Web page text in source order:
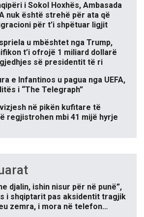
i Sokol Hoxhës, Ambasada
nuk është strehë për ata që
për t’i shpëtuar ligjit
u mbështet nga Trump,
t’i ofrojë 1 miliard dollarë
së presidentit të ri
e Infantinos u pagua nga UEFA,
i “The Telegraph”
në pikën kufitare të
regjistrohen mbi 41 mijë hyrje
djalin, ishin nisur për në punë”,
i shqiptarit pas aksidentit tragjik
zemra, i mora në telefon…